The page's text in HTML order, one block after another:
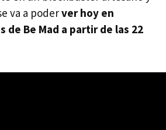
va a poderver hoy en
de Be Mad a partir de las 22